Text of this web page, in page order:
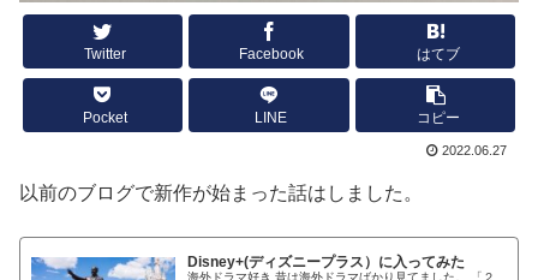
Twitter Facebook はてブ
Pocket LINE コピー
2022.06.27
以前のブログで新作が始まった話はしました。
Disney+(ディズニープラス）に入ってみた
海外ドラマ好き 昔は海外ドラマばかり見てました。 「２